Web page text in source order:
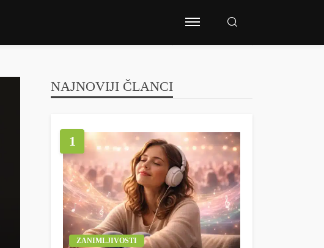
NAJNOVIJI ČLANCI
1
ZANIMLJIVOSTI